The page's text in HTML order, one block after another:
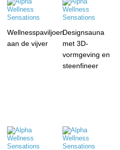
Wellnesspaviljoen
aan de vijver
Designsauna
met 3D-
vormgeving en
steenfineer